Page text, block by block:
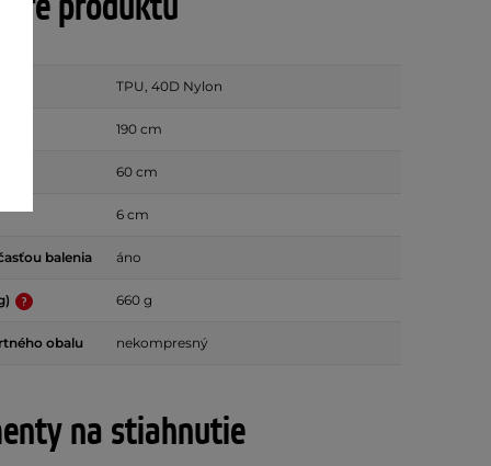
TPU, 40D Nylon
190 cm
60 cm
6 cm
balenia áno
660 g
obalu nekompresný
na stiahnutie